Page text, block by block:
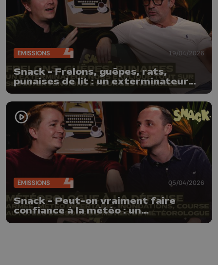
ÉMISSIONS 19/04/2026
Snack - Frelons, guêpes, rats,
punaises de lit : un exterminateur
nous explique comment s’en
débarrasser !
ÉMISSIONS 05/04/2026
Snack - Peut-on vraiment faire
confiance à la météo : un
météorologue de la défense nous